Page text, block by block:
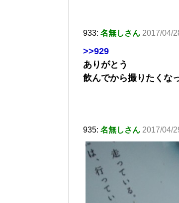
933: 名無しさん 2017/04/
>>929
ありがとう
飲んでから撮りたくな
935: 名無しさん 2017/04/